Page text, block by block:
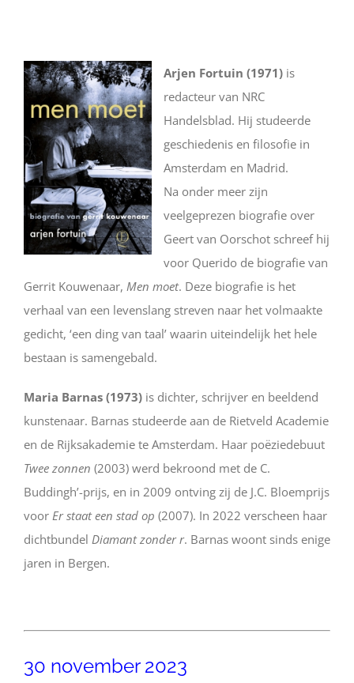
Arjen Fortuin (1971) is
redacteur van NRC
Handelsblad. Hij studeerde
geschiedenis en filosofie in
Amsterdam en Madrid.
Na onder meer zijn
veelgeprezen biografie over
Geert van Oorschot schreef hij
voor Querido de biografie van
Gerrit Kouwenaar, Men moet. Deze biografie is het
verhaal van een levenslang streven naar het volmaakte
gedicht, ‘een ding van taal’ waarin uiteindelijk het hele
bestaan is samengebald.
Maria Barnas (1973) is dichter, schrijver en beeldend
kunstenaar. Barnas studeerde aan de Rietveld Academie
en de Rijksakademie te Amsterdam. Haar poëziedebuut
Twee zonnen (2003) werd bekroond met de C.
Buddingh’-prijs, en in 2009 ontving zij de J.C. Bloemprijs
voor Er staat een stad op (2007). In 2022 verscheen haar
dichtbundel Diamant zonder r. Barnas woont sinds enige
jaren in Bergen.
30 november 2023